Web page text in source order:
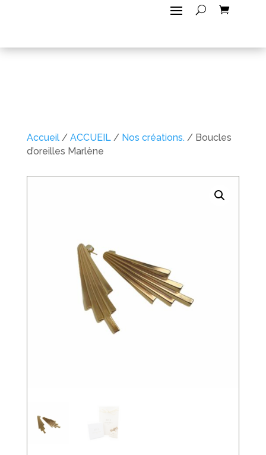
Accueil/ ACCUEIL/ Nos créations./ Boucles
d’oreilles Marlène